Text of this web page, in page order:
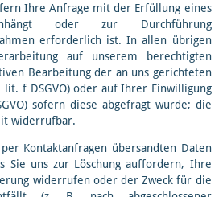
Ihre Anfrage mit der Erfüllung eines
oder zur Durchführung
erforderlich ist. In allen übrigen
auf unserem berechtigten
Bearbeitung der an uns gerichteten
lit. f DSGVO) oder auf Ihrer Einwilligung
sofern diese abgefragt wurde; die
widerrufbar.
Kontaktanfragen übersandten Daten
Sie uns zur Löschung auffordern, Ihre
widerrufen oder der Zweck für die